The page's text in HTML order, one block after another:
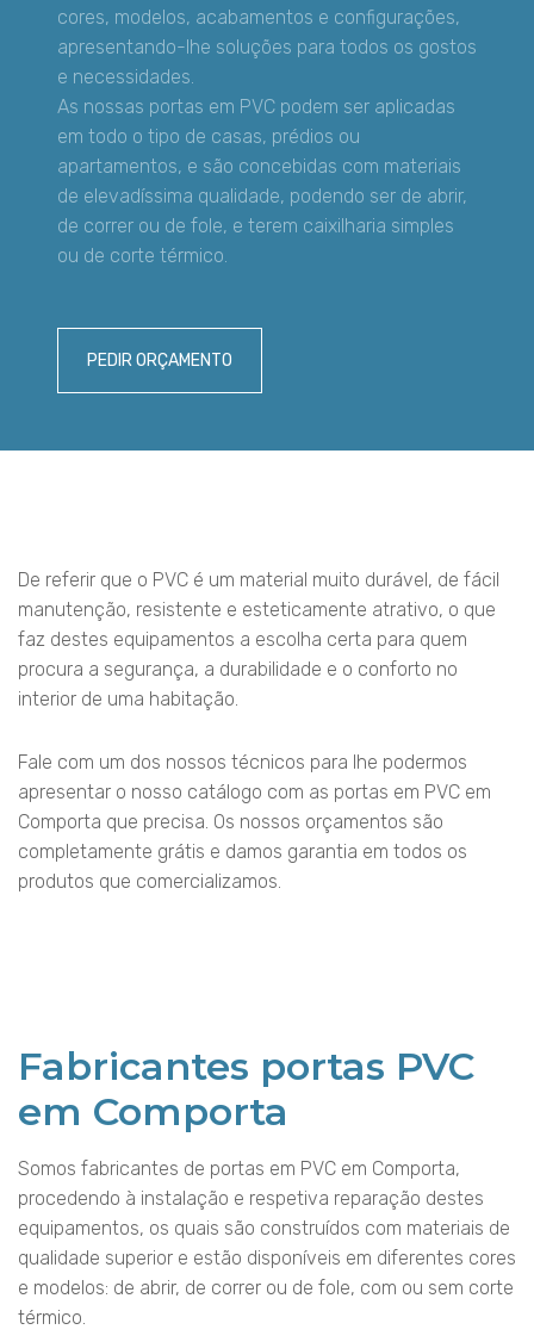
cores, modelos, acabamentos e configurações,
apresentando-lhe soluções para todos os gostos
e necessidades.
As nossas portas em PVC podem ser aplicadas
em todo o tipo de casas, prédios ou
apartamentos, e são concebidas com materiais
de elevadíssima qualidade, podendo ser de abrir,
de correr ou de fole, e terem caixilharia simples
ou de corte térmico.
PEDIR ORÇAMENTO
De referir que o PVC é um material muito durável, de fácil
manutenção, resistente e esteticamente atrativo, o que
faz destes equipamentos a escolha certa para quem
procura a segurança, a durabilidade e o conforto no
interior de uma habitação.
Fale com um dos nossos técnicos para lhe podermos
apresentar o nosso catálogo com as portas em PVC em
Comporta que precisa. Os nossos orçamentos são
completamente grátis e damos garantia em todos os
produtos que comercializamos.
Fabricantes portas PVC
em Comporta
Somos fabricantes de portas em PVC em Comporta,
procedendo à instalação e respetiva reparação destes
equipamentos, os quais são construídos com materiais de
qualidade superior e estão disponíveis em diferentes cores
e modelos: de abrir, de correr ou de fole, com ou sem corte
térmico.